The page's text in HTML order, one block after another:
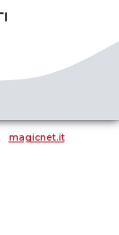
magicnet.it